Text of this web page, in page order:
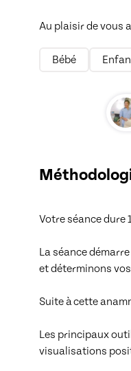
Au plaisir de vous
Bébé
Votre séance dure
La séance
et déterminons
Suite à cette
Les principaux
visualisations